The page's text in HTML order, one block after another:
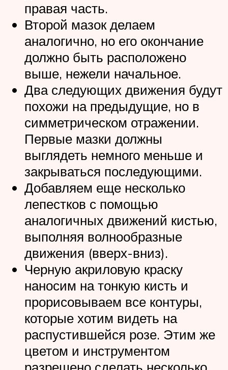
правая часть.
Второй мазок делаем
аналогично, но его окончание
должно быть расположено
выше, нежели начальное.
Два следующих движения будут
похожи на предыдущие, но в
симметрическом отражении.
Первые мазки должны
выглядеть немного меньше и
закрываться последующими.
Добавляем еще несколько
лепестков с помощью
аналогичных движений кистью,
выполняя волнообразные
движения (вверх-вниз).
Черную акриловую краску
наносим на тонкую кисть и
прорисовываем все контуры,
которые хотим видеть на
распустившейся розе. Этим же
цветом и инструментом